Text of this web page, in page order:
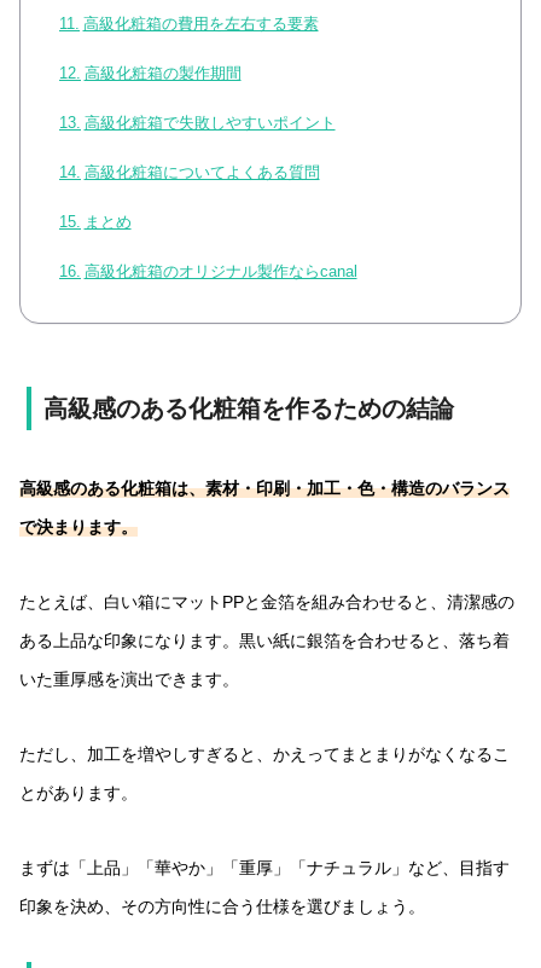
高級化粧箱の費用を左右する要素
高級化粧箱の製作期間
高級化粧箱で失敗しやすいポイント
高級化粧箱についてよくある質問
まとめ
高級化粧箱のオリジナル製作ならcanal
高級感のある化粧箱を作るための結論
高級感のある化粧箱は、素材・印刷・加工・色・構造のバランス
で決まります。
たとえば、白い箱にマットPPと金箔を組み合わせると、清潔感の
ある上品な印象になります。黒い紙に銀箔を合わせると、落ち着
いた重厚感を演出できます。
ただし、加工を増やしすぎると、かえってまとまりがなくなるこ
とがあります。
まずは「上品」「華やか」「重厚」「ナチュラル」など、目指す
印象を決め、その方向性に合う仕様を選びましょう。